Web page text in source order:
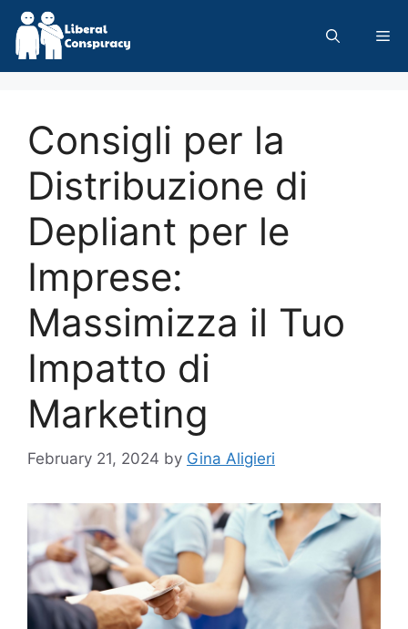
Skip
content
Consigli per la
Distribuzione di
Depliant per le
Imprese:
Massimizza il Tuo
Impatto di
Marketing
February 21, 2024 by Gina Aligieri